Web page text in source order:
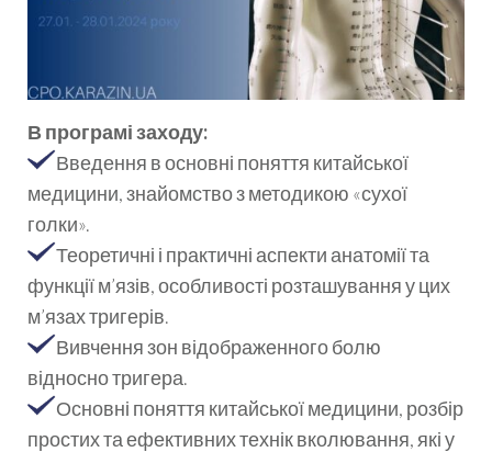
В програмі заходу:
Введення в основні поняття китайської
медицини, знайомство з методикою «сухої
голки».
Теоретичні і практичні аспекти анатомії та
функції м’язів, особливості розташування у цих
м’язах тригерів.
Вивчення зон відображенного болю
відносно тригера.
Основні поняття китайської медицини, розбір
простих та ефективних технік вколювання, які у